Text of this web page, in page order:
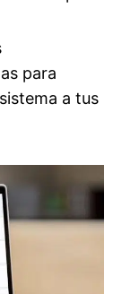
para
a tus